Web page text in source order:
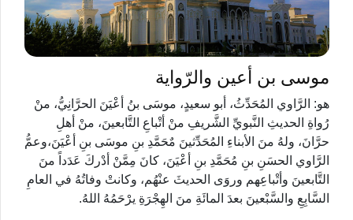
موسى بن أعين والرّواية
هو: الرَّاوي المُحَدِّثُ، أبو سعيدٍ، موسَى بنُ أعْيَنَ الحرَّانِيُّ، منْ
رُواةِ الحديثِ النَّبويِّ الشَّريفِ منْ أتْباعِ التَّابعينَ، منْ أهلِ
حرَّانَ، ولهُ منَ الأبناءِ المُحَدِّثينَ مٌحَمَّدِ بنِ موسَى بنِ أعْيَنَ،وعمُّ
الرَّاوي الحسَنِ بنِ مُحَمَّدِ بنِ أعْيَنَ، كانَ مِمَّنْ أدْركَ عَدَداً منَ
التَّابعينَ وأتْباعِهم وروَى الحديثَ عنْهُم، وكانتْ وفاتُهُ في العامِ
السَّابِعِ والسَّبْعينَ بعدَ المائَةِ منَ الهِجْرَةِ يرْحَمُهُ اللهُ.